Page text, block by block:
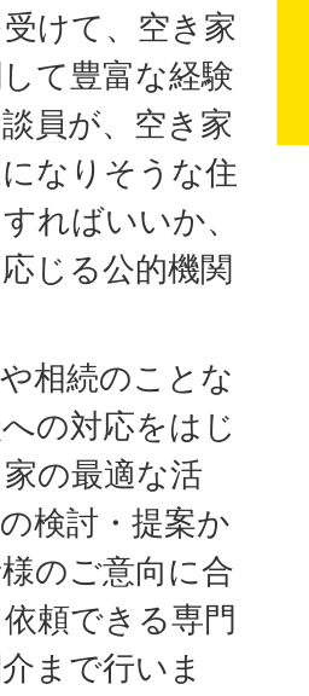
けて、空き家
て豊富な経験
員が、空き家
なりそうな住
ればいいか、
じる公的機関
相続のことな
の対応をはじ
の最適な活
検討・提案か
のご意向に合
頼できる専門
まで行いま